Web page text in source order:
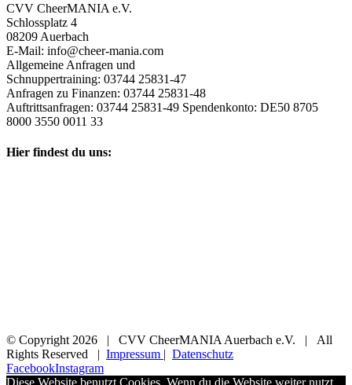
CVV CheerMANIA e.V.
Schlossplatz 4
08209 Auerbach
E-Mail: info@cheer-mania.com
Allgemeine Anfragen und
Schnuppertraining: 03744 25831-47
Anfragen zu Finanzen: 03744 25831-48
Auftrittsanfragen: 03744 25831-49 Spendenkonto: DE50 8705
8000 3550 0011 33
Hier findest du uns:
© Copyright 2026 | CVV CheerMANIA Auerbach e.V. | All
Rights Reserved | Impressum | Datenschutz
FacebookInstagram